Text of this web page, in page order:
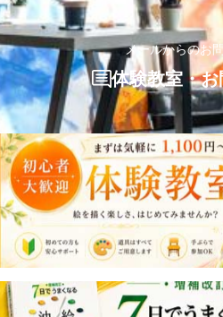
メールからのお
体験教室・